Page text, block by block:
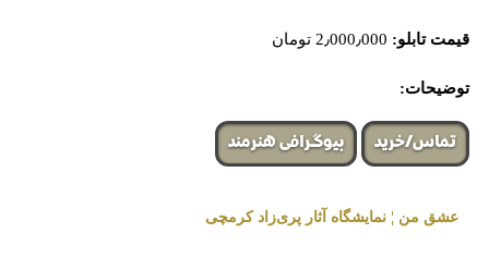
قیمت تابلو:
توضیحات:
تماس/خرید بیوگرافی هنرمند
عشق من ¦ نمایشگاه آثار پری‌زاد کرمچی